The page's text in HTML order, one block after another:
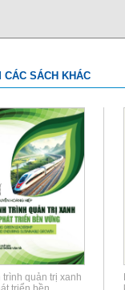
CÁC SÁCH KHÁC
trình quản trị xanh